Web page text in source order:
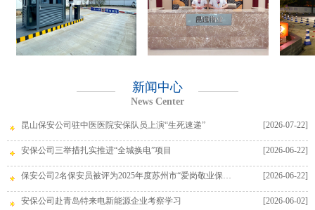
新闻中心
News Center
昆山保安公司驻中医医院安保队员上演“生死速递” [2026-07-22]
安保公司三举措扎实推进“全城换电”项目 [2026-06-22]
保安公司2名保安员被评为2025年度苏州市“爱岗敬业保安员” [2026-06-22]
安保公司赴青岛特来电新能源企业考察学习 [2026-06-02]